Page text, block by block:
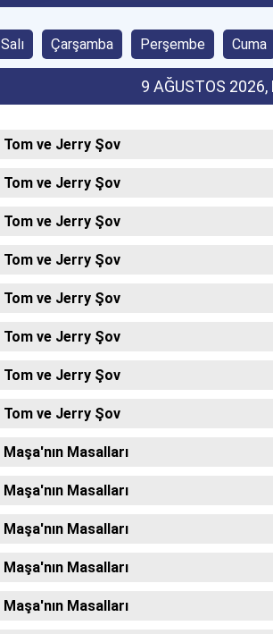
Salı Çarşamba Perşembe Cuma
9 AĞUSTOS 2026,
Tom ve Jerry Şov
Tom ve Jerry Şov
Tom ve Jerry Şov
Tom ve Jerry Şov
Tom ve Jerry Şov
Tom ve Jerry Şov
Tom ve Jerry Şov
Tom ve Jerry Şov
Maşa'nın Masalları
Maşa'nın Masalları
Maşa'nın Masalları
Maşa'nın Masalları
Maşa'nın Masalları